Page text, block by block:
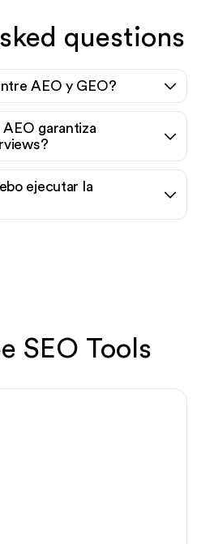
questions
AEO y GEO?
AEO garantiza
ejecutar la
SEO Tools